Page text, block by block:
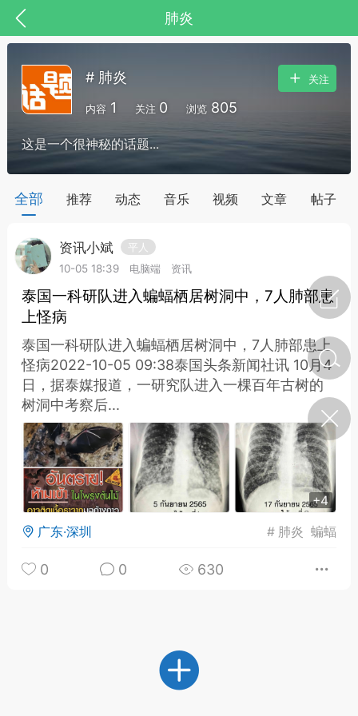
肺炎
，华夏中医人：家门口的中医人！
节气气象
·特急预警】关
节返乡期间“闪
急提示
0
如何购买【理肺清瘟膏】
【养正护络膏】？
2
谷气行、营卫通：内经视角
下的脾胃调养要义
# 肺炎
内容 1 关注 0 浏览 805
关注
这是一个很神秘的话题...
全部 推荐 动态 音乐 视频 文章 帖子
资讯小斌
平人
10-05 18:39
电脑端 资讯
泰国一科研队进入蝙蝠栖居树洞中，7人肺部患
上怪病
泰国一科研队进入蝙蝠栖居树洞中，7人肺部患上
怪病2022-10-05 09:38泰国头条新闻社讯 10月4
日，据泰媒报道，一研究队进入一棵百年古树的
树洞中考察后...
+4
广东·深圳 # 肺炎 蝙蝠
0 0 630